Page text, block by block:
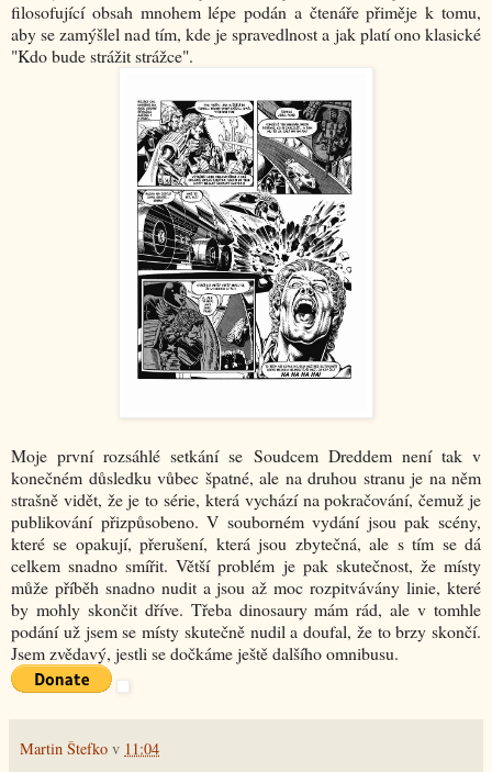
filosofující obsah mnohem lépe podán a čtenáře přiměje k tomu,
aby se zamýšlel nad tím, kde je spravedlnost a jak platí ono klasické
"Kdo bude strážit strážce".
Moje první rozsáhlé setkání se Soudcem Dreddem není tak v
konečném důsledku vůbec špatné, ale na druhou stranu je na něm
strašně vidět, že je to série, která vychází na pokračování, čemuž je
publikování přizpůsobeno. V souborném vydání jsou pak scény,
které se opakují, přerušení, která jsou zbytečná, ale s tím se dá
celkem snadno smířit. Větší problém je pak skutečnost, že místy
může příběh snadno nudit a jsou až moc rozpitvávány linie, které
by mohly skončit dříve. Třeba dinosaury mám rád, ale v tomhle
podání už jsem se místy skutečně nudil a doufal, že to brzy skončí.
Jsem zvědavý, jestli se dočkáme ještě dalšího omnibusu.
Martin Štefko v 11:04